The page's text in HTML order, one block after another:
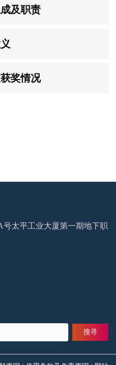
及职责
奖情况
号太平工业大厦第一期地下职
搜寻